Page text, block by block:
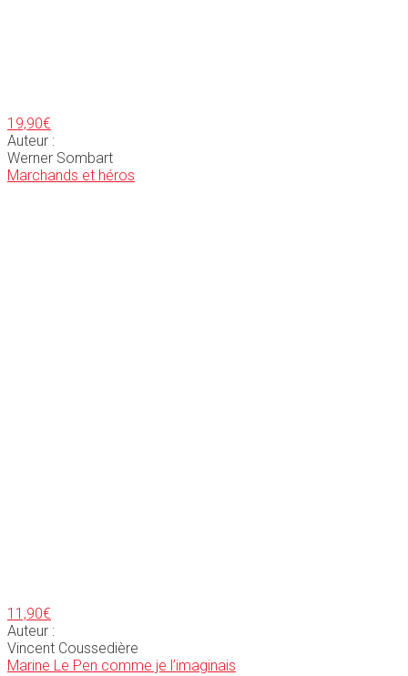
19,90€
Auteur :
Werner Sombart
Marchands et héros
11,90€
Auteur :
Vincent Coussedière
Marine Le Pen comme je l’imaginais